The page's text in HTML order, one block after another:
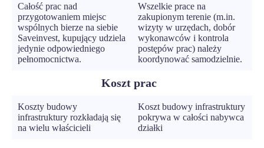
Całość prac nad
przygotowaniem miejsc
wspólnych bierze na siebie
Saveinvest, kupujący udziela
jedynie odpowiedniego
pełnomocnictwa.
Wszelkie prace na
zakupionym terenie (m.in.
wizyty w urzędach, dobór
wykonawców i kontrola
postępów prac) należy
koordynować samodzielnie.
Koszt prac
Koszty budowy
infrastruktury rozkładają się
na wielu właścicieli
Koszt budowy infrastruktury
pokrywa w całości nabywca
działki